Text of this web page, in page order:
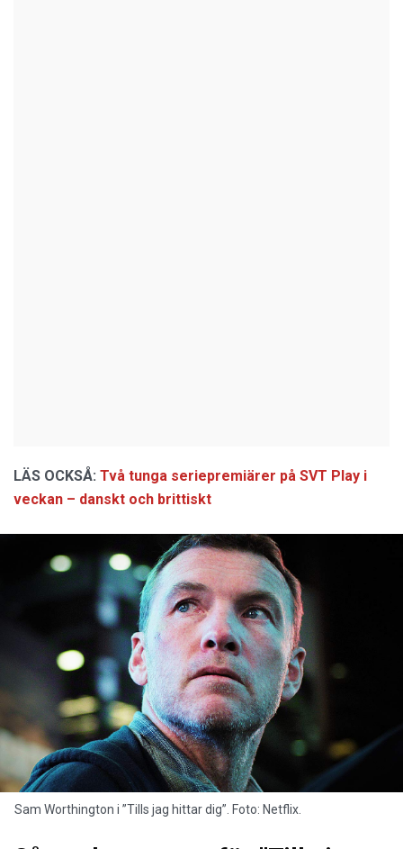
LÄS OCKSÅ: Två tunga seriepremiärer på SVT Play i
veckan – danskt och brittiskt
Sam Worthington i ”Tills jag hittar dig”. Foto: Netflix.